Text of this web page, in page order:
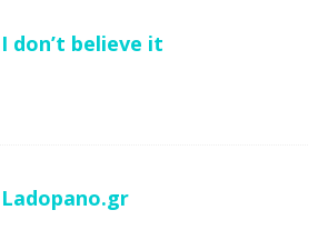
I don’t believe it
Ladopano.gr